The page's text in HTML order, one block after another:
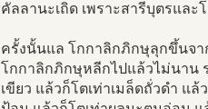
คัลลานะเถิด เพราะสารีบุตรแล
ครั้งนั้นแล โกกาลิกภิกษุลุกขึ้นจ
โกกาลิกภิกษุหลีกไปแล้วไม่นาน
เขียว แล้วก็โตเท่าเมล็ดถั่วดำ แ